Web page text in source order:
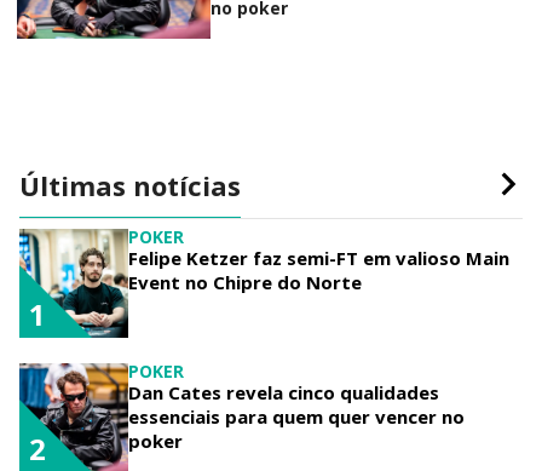
no poker
Últimas notícias
POKER
Felipe Ketzer faz semi-FT em valioso Main
Event no Chipre do Norte
1
POKER
Dan Cates revela cinco qualidades
essenciais para quem quer vencer no
poker
2